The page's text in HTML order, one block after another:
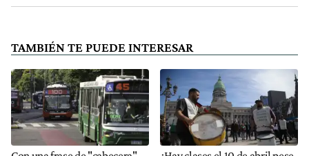
TAMBIÉN TE PUEDE INTERESAR